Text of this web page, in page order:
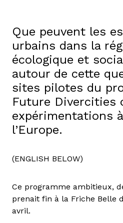
Que peuvent les
urbains dans la
écologique et
autour de cette
sites pilotes du
Future Divercities
expérimentations
l’Europe.
(ENGLISH BELOW)
Ce programme ambitieux,
prenait fin à la Friche Belle
avril.